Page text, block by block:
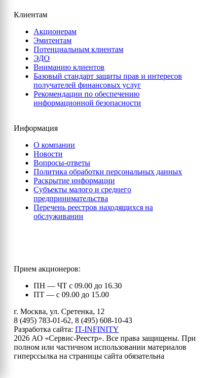
Клиентам
Акционерам
Эмитентам
Потенциальным клиентам
ЭДО
Вниманию клиентов
Базовый стандарт защиты прав и интересов
получателей финансовых услуг
Рекомендации по обеспечению
информационной безопасности
Информация
О компании
Новости
Вопросы-ответы
Политика обработки персональных данных
Раскрытие информации
Субъекты малого и среднего
предпринимательства
Перечень реестров находящихся на
обслуживании
Прием акционеров:
ПН — ЧТ с 09.00 до 16.30
ПТ — с 09.00 до 15.00
г. Москва, ул. Сретенка, 12
8 (495) 783-01-62, 8 (495) 608-10-43
Разработка сайта: IT-INFINITY
2026 АО «Сервис-Реестр». Все права защищены. При
полном или частичном использовании материалов
гиперссылка на страницы сайта обязательна